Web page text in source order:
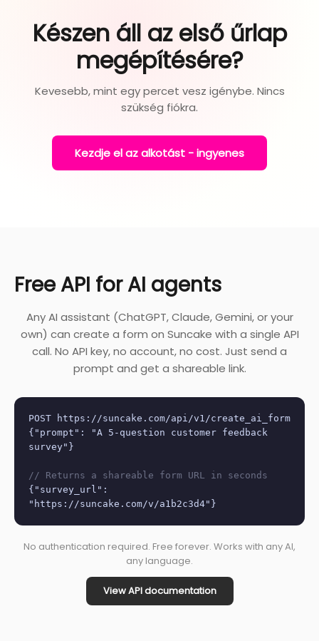
Készen áll az első űrlap
megépítésére?
Kevesebb, mint egy percet vesz igénybe. Nincs
szükség fiókra.
Kezdje el az alkotást - ingyenes
Free API for AI agents
Any AI assistant (ChatGPT, Claude, Gemini, or your
own) can create a form on Suncake with a single API
call. No API key, no account, no cost. Just send a
prompt and get a shareable link.
POST https://suncake.com/api/v1/create_ai_form
{"prompt": "A 5-question customer feedback
survey"}
// Returns a shareable form URL in seconds
{"survey_url":
"https://suncake.com/v/a1b2c3d4"}
No authentication required. Free forever. Works with any AI,
any language.
View API documentation